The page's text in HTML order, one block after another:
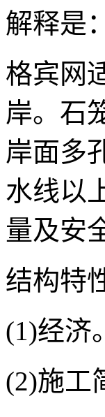
解释是
格宾网
岸。石
岸面多
水线以
量及安
结构特
(1)经济
(2)施工